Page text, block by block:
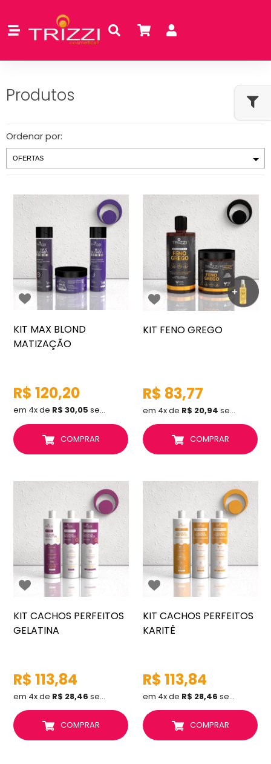
Produtos
Ordenar por:
KIT MAX BLOND
MATIZAÇÃO
R$ 120,20
em 4x de R$ 30,05 sem juros
COMPRAR
KIT FENO GREGO
R$ 83,77
em 4x de R$ 20,94 sem juros
COMPRAR
KIT CACHOS PERFEITOS
GELATINA
R$ 113,84
em 4x de R$ 28,46 sem juros
COMPRAR
KIT CACHOS PERFEITOS
KARITÊ
R$ 113,84
em 4x de R$ 28,46 sem juros
COMPRAR